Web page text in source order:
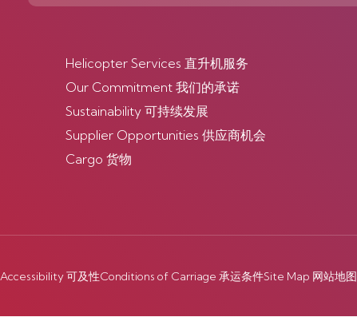
Helicopter Services 直升机服务
Our Commitment 我们的承诺
Sustainability 可持续发展
Supplier Opportunities 供应商机会
Cargo 货物
Accessibility 可及性Conditions of Carriage 承运条件Site Map 网站地图